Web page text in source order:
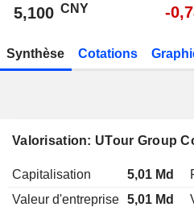
5,100 CNY -
Synthèse Cotations
Valorisation: UTour Group
Capitalisation 5,01 Md
Valeur d'entreprise 5,01 Md